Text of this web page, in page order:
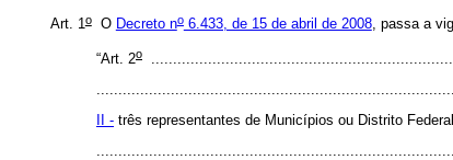
Art. 1oO Decreto no6.433, de 15 de abril de 2008, passa a
“Art. 2o
II - três representantes de Municípios ou Distrito Federal.